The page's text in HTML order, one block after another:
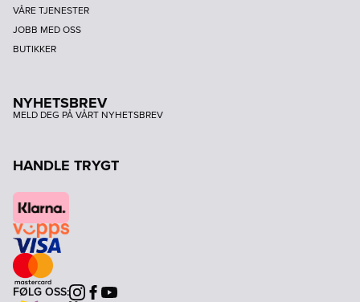
VÅRE TJENESTER
JOBB MED OSS
BUTIKKER
NYHETSBREV
MELD DEG PÅ VÅRT NYHETSBREV
HANDLE TRYGT
FØLG OSS:Instagram
Facebook
Youtube